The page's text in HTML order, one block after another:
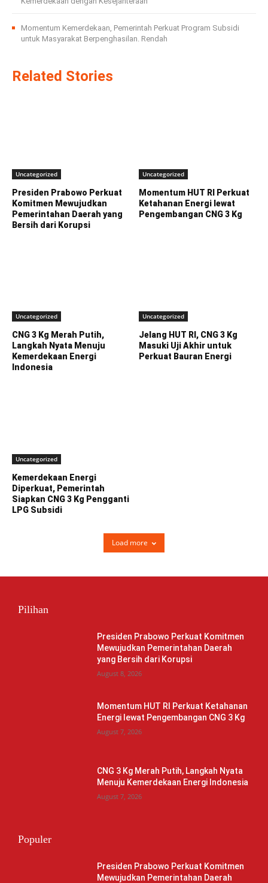
Momentum Kemerdekaan, Pemerintah Perkuat Program Subsidi
untuk Masyarakat Berpenghasilan. Rendah
Related Stories
Uncategorized
Presiden Prabowo Perkuat
Komitmen Mewujudkan
Pemerintahan Daerah yang
Bersih dari Korupsi
Uncategorized
Momentum HUT RI Perkuat
Ketahanan Energi lewat
Pengembangan CNG 3 Kg
Uncategorized
CNG 3 Kg Merah Putih,
Langkah Nyata Menuju
Kemerdekaan Energi
Indonesia
Uncategorized
Jelang HUT RI, CNG 3 Kg
Masuki Uji Akhir untuk
Perkuat Bauran Energi
Uncategorized
Kemerdekaan Energi
Diperkuat, Pemerintah
Siapkan CNG 3 Kg Pengganti
LPG Subsidi
Load more
Pilihan
Presiden Prabowo Perkuat Komitmen
Mewujudkan Pemerintahan Daerah
yang Bersih dari Korupsi
August 8, 2026
Momentum HUT RI Perkuat Ketahanan
Energi lewat Pengembangan CNG 3 Kg
August 7, 2026
CNG 3 Kg Merah Putih, Langkah Nyata
Menuju Kemerdekaan Energi Indonesia
August 7, 2026
Populer
Presiden Prabowo Perkuat Komitmen
Mewujudkan Pemerintahan Daerah